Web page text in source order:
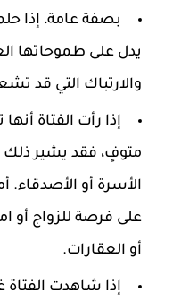
بصفة عامة، إذا
يدل على طموحاتها
والارتباك التي قد
إذا رأت الفتاة
متوفٍ، فقد يشير
الأسرة أو الأصدقاء.
على فرصة للزواج أو
أو العقارات.
إذا شاهدت الفتاة